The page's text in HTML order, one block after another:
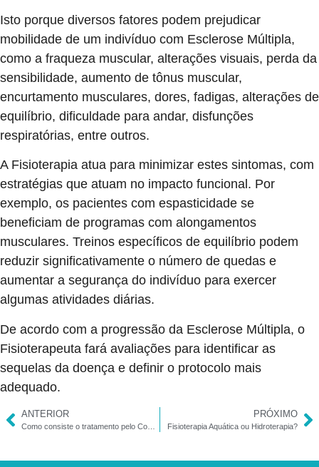
Isto porque diversos fatores podem prejudicar
mobilidade de um indivíduo com Esclerose Múltipla,
como a fraqueza muscular, alterações visuais, perda da
sensibilidade, aumento de tônus muscular,
encurtamento musculares, dores, fadigas, alterações de
equilíbrio, dificuldade para andar, disfunções
respiratórias, entre outros.
A Fisioterapia atua para minimizar estes sintomas, com
estratégias que atuam no impacto funcional. Por
exemplo, os pacientes com espasticidade se
beneficiam de programas com alongamentos
musculares. Treinos específicos de equilíbrio podem
reduzir significativamente o número de quedas e
aumentar a segurança do indivíduo para exercer
algumas atividades diárias.
De acordo com a progressão da Esclerose Múltipla, o
Fisioterapeuta fará avaliações para identificar as
sequelas da doença e definir o protocolo mais
adequado.
ANTERIOR PRÓXIMO
Fisioterapia Aquática ou Hidroterapia?